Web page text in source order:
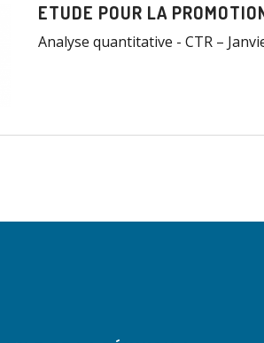
ETUDE POUR LA
Analyse quantitative - CTR –